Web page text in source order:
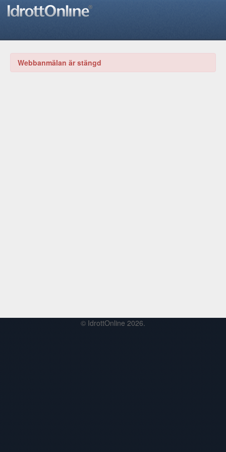
Webbanmälan är stängd
© IdrottOnline 2026.